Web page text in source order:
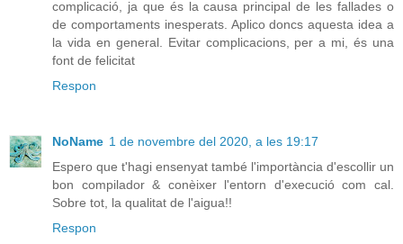
complicació, ja que és la causa principal de les fallades o
de comportaments inesperats. Aplico doncs aquesta idea a
la vida en general. Evitar complicacions, per a mi, és una
font de felicitat
Respon
NoName 1 de novembre del 2020, a les 19:17
Espero que t'hagi ensenyat també l'importància d'escollir un
bon compilador & conèixer l'entorn d'execució com cal.
Sobre tot, la qualitat de l'aigua!!
Respon